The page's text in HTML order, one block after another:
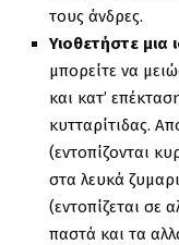
τους άνδρες.
Υιοθετήστε
μπορείτε να
και κατ’
κυτταρίτιδας.
(εντοπίζονται
στα λευκά
(εντοπίζεται σε
παστά και τα